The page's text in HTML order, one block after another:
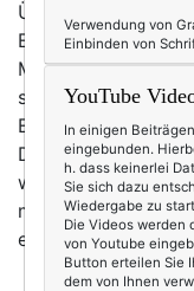
Über Lebenswege.
Erreichen von
Montagsinterviews
solches Buch.
Eigentlich wollte
Deutschlehrerin
wenig Stellen.
mit Anfang 20 aber
eine Ausbildung
mehr
Verwendung von
Einbinden von
YouTube
In einigen
eingebunden.
h. dass keinerlei
Sie sich dazu
Wiedergabe zu
Die Videos werden
von Youtube
Button erteilen Sie
dem von Ihnen